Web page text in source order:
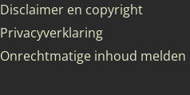
Disclaimer en copyright
Privacyverklaring
Onrechtmatige inhoud melden